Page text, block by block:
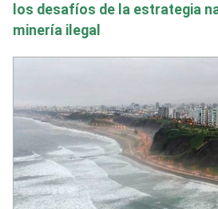
los desafíos de la estrategia
minería ilegal